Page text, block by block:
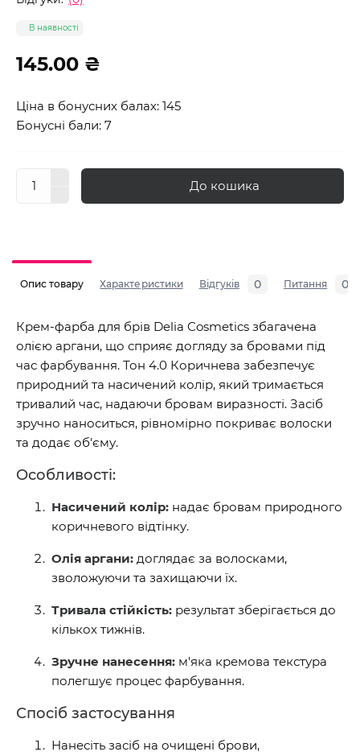
В наявності
145.00 ₴
Ціна в бонусних балах: 145
Бонусні бали: 7
До кошика
Опис товару Характеристики Відгуків 0 Питання 0
Крем-фарба для брів Delia Cosmetics збагачена
олією аргани, що сприяє догляду за бровами під
час фарбування. Тон 4.0 Коричнева забезпечує
природний та насичений колір, який тримається
тривалий час, надаючи бровам виразності. Засіб
зручно наноситься, рівномірно покриває волоски
та додає об'єму.
Особливості:
Насичений колір: надає бровам природного
коричневого відтінку.
Олія аргани: доглядає за волосками,
зволожуючи та захищаючи їх.
Тривала стійкість: результат зберігається до
кількох тижнів.
Зручне нанесення: м'яка кремова текстура
полегшує процес фарбування.
Спосіб застосування
Нанесіть засіб на очищені брови,